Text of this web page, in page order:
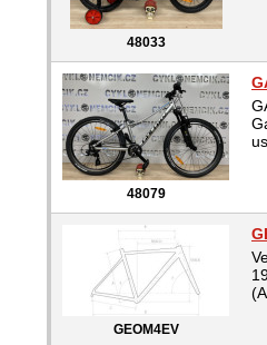
48033
48079
GEOM4EV